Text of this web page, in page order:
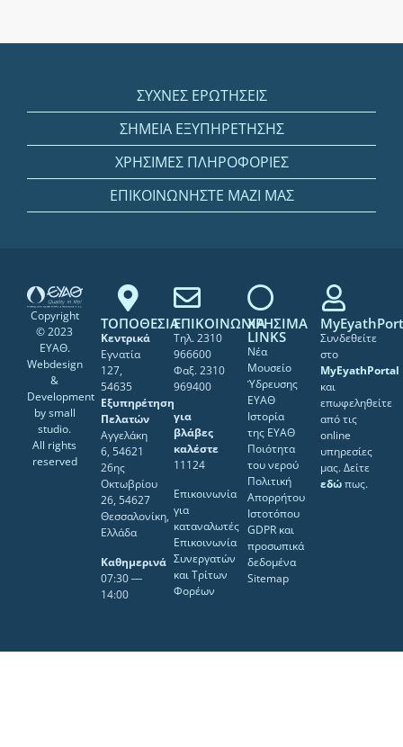
ΣΥΧΝΕΣ ΕΡΩΤΗΣΕΙΣ
ΣΗΜΕΙΑ ΕΞΥΠΗΡΕΤΗΣΗΣ
ΧΡΗΣΙΜΕΣ ΠΛΗΡΟΦΟΡΙΕΣ
ΕΠΙΚΟΙΝΩΝΗΣΤΕ ΜΑΖΙ ΜΑΣ
Copyright
© 2023
ΕΥΑΘ.
Webdesign
&
Development
bysmall
studio.
All rights
reserved
ΤΟΠΟΘΕΣΙΑ
Κεντρικά
Εγνατία
127,
54635
Εξυπηρέτηση
Πελατών
Αγγελάκη
6, 54621
26ης
Οκτωβρίου
26, 54627
Θεσσαλονίκη,
Ελλάδα
Καθημερινά
07:30 ―
14:00
ΕΠΙΚΟΙΝΩΝΙΑ
Τηλ. 2310
966600
Φαξ. 2310
969400
για
βλάβες
καλέστε
11124
Επικοινωνία
για
καταναλωτές
Επικοινωνία
Συνεργατών
και Τρίτων
Φορέων
ΧΡΗΣΙΜΑ
LINKS
Νέα
Μουσείο
Ύδρευσης
ΕΥΑΘ
Ιστορία
της ΕΥΑΘ
Ποιότητα
του νερού
Πολιτική
Απορρήτου
Ιστοτόπου
GDPR και
προσωπικά
δεδομένα
Sitemap
Συνδεθείτε
στο
MyEyathPortal
και
επωφεληθείτε
από τις
online
υπηρεσίες
μας. Δείτε
εδώπως.